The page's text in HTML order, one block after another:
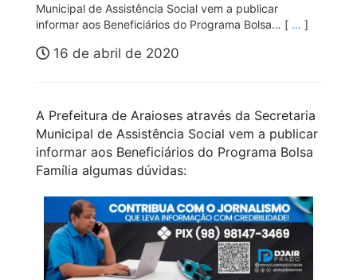
Municipal de Assistência Social vem a publicar
informar aos Beneficiários do Programa Bolsa… [ … ]
16 de abril de 2020
A Prefeitura de Araioses através da Secretaria
Municipal de Assistência Social vem a publicar
informar aos Beneficiários do Programa Bolsa
Família algumas dúvidas: